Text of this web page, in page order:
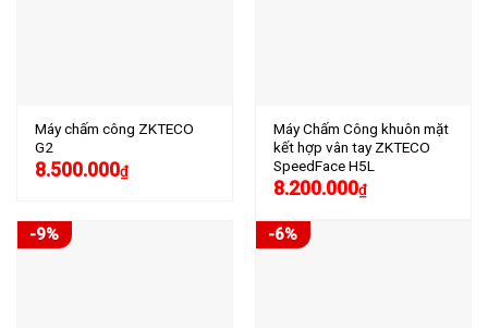
Máy chấm công ZKTECO
G2
8.500.000₫
Máy Chấm Công khuôn mặt
kết hợp vân tay ZKTECO
SpeedFace H5L
8.200.000₫
-9% -6%